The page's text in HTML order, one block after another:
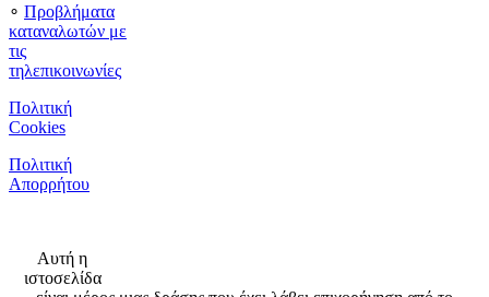
∘ Προβλήματα
καταναλωτών με
τις
τηλεπικοινωνίες
Πολιτική
Cookies
Πολιτική
Απορρήτου
Αυτή η
ιστοσελίδα